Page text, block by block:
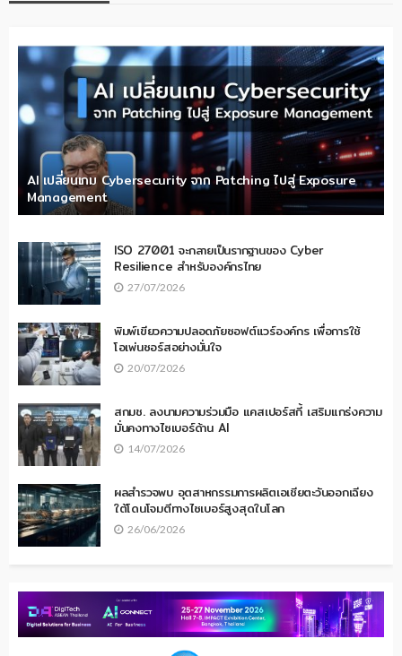
AI เปลี่ยนเกม Cybersecurity จาก Patching ไปสู่ Exposure
Management
ISO 27001 จะกลายเป็นรากฐานของ Cyber
Resilience สำหรับองค์กรไทย
27/07/2026
พิมพ์เขียวความปลอดภัยซอฟต์แวร์องค์กร เพื่อการใช้
โอเพ่นซอร์สอย่างมั่นใจ
20/07/2026
สกมช. ลงนามความร่วมมือ แคสเปอร์สกี้ เสริมแกร่งความ
มั่นคงทางไซเบอร์ด้าน AI
14/07/2026
ผลสำรวจพบ อุตสาหกรรมการผลิตเอเชียตะวันออกเฉียง
ใต้โดนโจมตีทางไซเบอร์สูงสุดในโลก
26/06/2026